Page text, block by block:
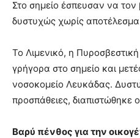
Στο σημείο έσπευσαν να
δυστυχώς χωρίς
Το Λιμενικό, η
γρήγορα στο σημείο και
νοσοκομείο Λευκάδας.
προσπάθειες, διαπιστώθηκε
Βαρύ πένθος για την